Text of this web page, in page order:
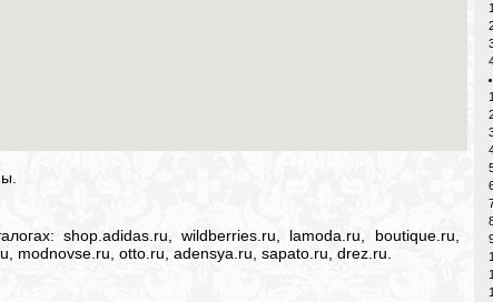
shop.adidas.ru, wildberries.ru, lamoda.ru, boutique.ru,
modnovse.ru, otto.ru, adensya.ru, sapato.ru, drez.ru.